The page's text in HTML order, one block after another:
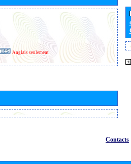
Anglais seulement
Contacts